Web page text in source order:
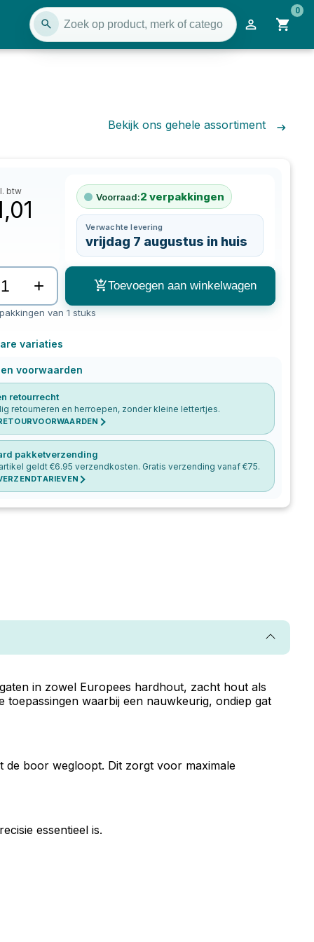
0
Bekijk ons gehele assortiment
btw Voorraad:2 verpakkingen
Verwachte levering
vrijdag 7 augustus in huis
+ Toevoegen aan winkelwagen
van 1 stuks
variaties
voorwaarden
retourrecht
retourneren en herroepen, zonder kleine lettertjes.
pakketverzending
geldt €6.95 verzendkosten. Gratis verzending vanaf €75.
in zowel Europees hardhout, zacht hout als
waarbij een nauwkeurig, ondiep gat
boor wegloopt. Dit zorgt voor maximale
essentieel is.